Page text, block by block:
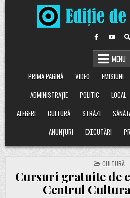
Skip
to
content
MENU
PRIMA PAGINĂ
VIDEO EMISIUNI
ADMINISTRAȚIE
POLITIC LOCAL
ALEGERI
CULTURĂ STRĂZI
ANUNȚURI
EXECUTĂRI
POSTED
IN
CULTURĂ
Cursuri gratuite de
Centrul